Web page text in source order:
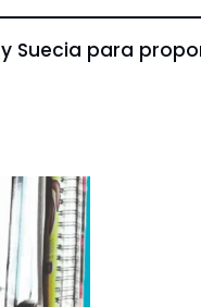
Suecia para